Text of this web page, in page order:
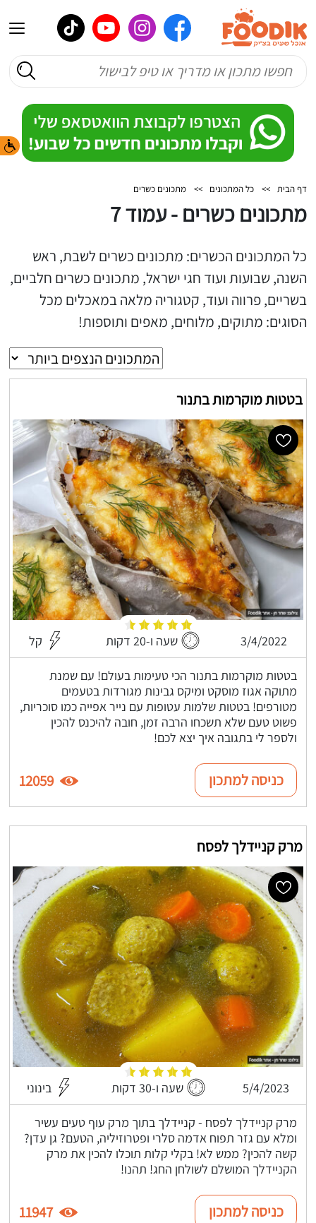
דף הבית >> כל המתכונים >> מתכונים כשרים
מתכונים כשרים - עמוד 7
כל המתכונים הכשרים: מתכונים כשרים לשבת, ראש
השנה, שבועות ועוד חגי ישראל, מתכונים כשרים חלביים,
בשריים, פרווה ועוד, קטגוריה מלאה במאכלים מכל
הסוגים: מתוקים, מלוחים, מאפים ותוספות!
בטטות מוקרמות בתנור
3/4/2022 שעה ו-20 דקות קל
בטטות מוקרמות בתנור הכי טעימות בעולם! עם שמנת
מתוקה אגוז מוסקט ומיקס גבינות מגורדות בטעמים
מטורפים! בטטות שלמות עטופות עם נייר אפייה כמו סוכריות,
פשוט טעם שלא תשכחו הרבה זמן, חובה להיכנס להכין
ולספר לי בתגובה איך יצא לכם!
כניסה למתכון 12059
מרק קניידלך לפסח
5/4/2023 שעה ו-30 דקות בינוני
מרק קניידלך לפסח - קניידלך בתוך מרק עוף טעים עשיר
ומלא עם גזר תפוח אדמה סלרי ופטרוזיליה, הטעם? גן עדן?
קשה להכין? ממש לא! בקלי קלות תוכלו להכין את מרק
הקניידלך המושלם לשולחן החג! תהנו!
כניסה למתכון 11947